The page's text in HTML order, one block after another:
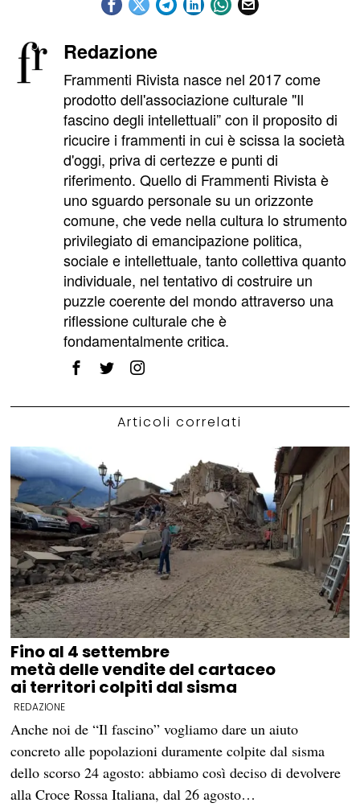
Redazione
Frammenti Rivista nasce nel 2017 come
prodotto dell'associazione culturale "Il
fascino degli intellettuali” con il proposito di
ricucire i frammenti in cui è scissa la società
d'oggi, priva di certezze e punti di
riferimento. Quello di Frammenti Rivista è
uno sguardo personale su un orizzonte
comune, che vede nella cultura lo strumento
privilegiato di emancipazione politica,
sociale e intellettuale, tanto collettiva quanto
individuale, nel tentativo di costruire un
puzzle coerente del mondo attraverso una
riflessione culturale che è
fondamentalmente critica.
Articoli correlati
Fino al 4 settembre
metà delle vendite del cartaceo
ai territori colpiti dal sisma
REDAZIONE
Anche noi de “Il fascino” vogliamo dare un aiuto
concreto alle popolazioni duramente colpite dal sisma
dello scorso 24 agosto: abbiamo così deciso di devolvere
alla Croce Rossa Italiana, dal 26 agosto…